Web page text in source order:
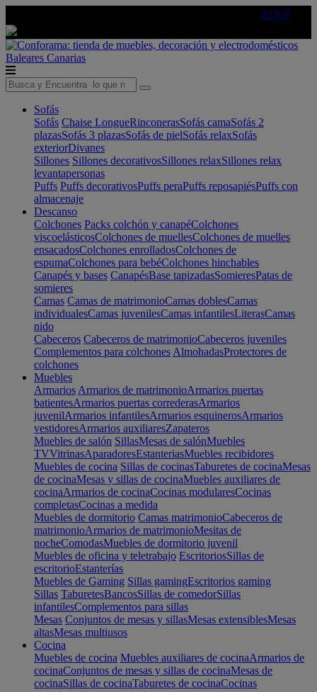
AQUÍ
Baleares Canarias
Sofás
Sofás Chaise LongueRinconerasSofás camaSofás 2
plazasSofás 3 plazasSofás de pielSofás relaxSofás
exteriorDivanes
Sillones Sillones decorativosSillones relaxSillones relax
levantapersonas
Puffs Puffs decorativosPuffs peraPuffs reposapiésPuffs con
almacenaje
Descanso
Colchones Packs colchón y canapéColchones
viscoelásticosColchones de muellesColchones de muelles
ensacadosColchones enrolladosColchones de
espumaColchones para bebéColchones hinchables
Canapés y bases CanapésBase tapizadasSomieresPatas de
somieres
Camas Camas de matrimonioCamas doblesCamas
individualesCamas juvenilesCamas infantilesLiterasCamas
nido
Cabeceros Cabeceros de matrimonioCabeceros juveniles
Complementos para colchones AlmohadasProtectores de
colchones
Muebles
Armarios Armarios de matrimonioArmarios puertas
batientesArmarios puertas correderasArmarios
juvenilArmarios infantilesArmarios esquinerosArmarios
vestidoresArmarios auxiliaresZapateros
Muebles de salón SillasMesas de salónMuebles
TVVitrinasAparadoresEstanteriasMuebles recibidores
Muebles de cocina Sillas de cocinasTaburetes de cocinaMesas
de cocinaMesas y sillas de cocinaMuebles auxiliares de
cocinaArmarios de cocinaCocinas modularesCocinas
completasCocinas a medida
Muebles de dormitorio Camas matrimonioCabeceros de
matrimonioArmarios de matrimonioMesitas de
nocheComodasMuebles de dormitorio juvenil
Muebles de oficina y teletrabajo EscritoriosSillas de
escritorioEstanterías
Muebles de Gaming Sillas gamingEscritorios gaming
Sillas TaburetesBancosSillas de comedorSillas
infantilesComplementos para sillas
Mesas Conjuntos de mesas y sillasMesas extensiblesMesas
altasMesas multiusos
Cocina
Muebles de cocina Muebles auxiliares de cocinaArmarios de
cocinaConjuntos de mesas y sillas de cocinaMesas de
cocinaSillas de cocinaTaburetes de cocinaCocinas